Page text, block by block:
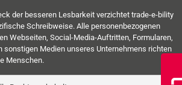
der besseren Lesbarkeit verzichtet trade-e-bility
Schreibweise. Alle personenbezogenen
Webseiten, Social-Media-Auftritten, Formularen,
sonstigen Medien unseres Unternehmens richten
Menschen.